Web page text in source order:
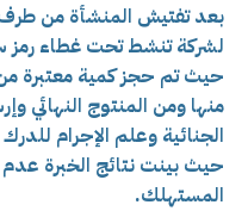
بعد تفتيش المنشأة من
لشركة تنشط تحت غطاء رمز
حيث تم حجز كمية معتبرة
منها ومن المنتوج النهائي
الجنائية وعلم الإجرام
حيث بينت نتائج الخبرة
المستهلك.